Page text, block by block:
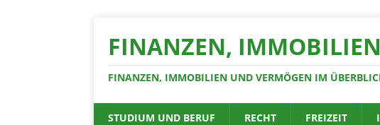
FINANZEN,
FINANZEN, IMMOBILIEN UND VERMÖGEN IM
STUDIUM UND BERUF RECHT FREIZEIT